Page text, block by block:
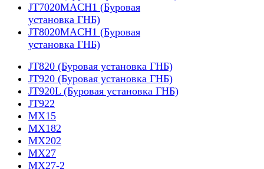
JT7020MACH1 (Буровая
установка ГНБ)
JT8020MACH1 (Буровая
установка ГНБ)
JT820 (Буровая установка ГНБ)
JT920 (Буровая установка ГНБ)
JT920L (Буровая установка ГНБ)
JT922
MX15
MX182
MX202
MX27
MX27-2